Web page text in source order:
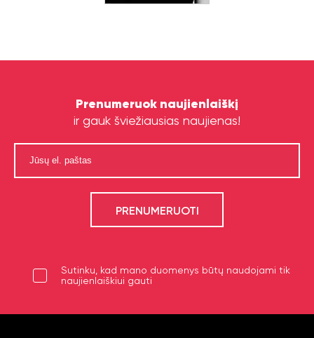
Prenumeruok naujienlaiškį
ir gauk šviežiausias naujienas!
Sutinku, kad mano duomenys būtų naudojami tik
naujienlaiškiui gauti